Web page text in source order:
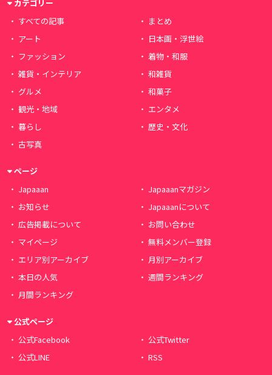
カテゴリー
すべての記事
まとめ
アート
日本画・浮世絵
ファッション
着物・和服
雑貨・インテリア
和雑貨
グルメ
和菓子
観光・地域
エンタメ
暮らし
歴史・文化
古写真
ページ
Japaaan
Japaaanマガジン
お知らせ
Japaaanについて
広告掲載について
お問い合わせ
マイページ
無料メンバー登録
エリア別アーカイブ
月別アーカイブ
本日の人気
週間ランキング
月間ランキング
公式ページ
公式Facebook
公式Twitter
公式LINE
RSS